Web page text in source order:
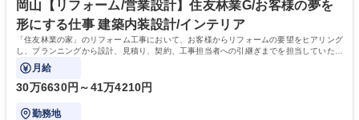
ば、主任→係長から、ゆくゆくは管理職へとステップアップも可能です。
学歴・資格 学歴：大学院 大学 高専 短大 専修学校 高校 語学力： 資格：
岡山【リフォーム/営業設計】住友林業G/お客様の夢を
形にする仕事 建築内装設計/インテリア
「住友林業の家」のリフォーム工事において、お客様からリフォームの要望をヒアリング
し、プランニングから設計、見積り、契約、工事担当者への引継ぎまでを担当していただ
きます。
月給
30万6630円～41万4210円
勤務地